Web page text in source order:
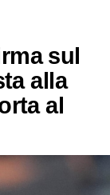
sul
alla
al